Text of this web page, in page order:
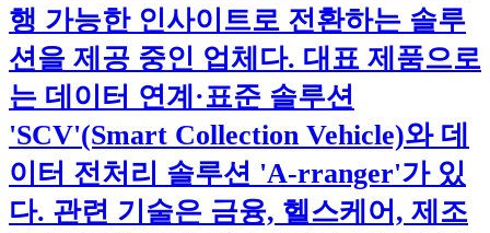
행 가능한 인사이트로 전환하는 솔루
션을 제공 중인 업체다. 대표 제품으로
는 데이터 연계·표준 솔루션
'SCV'(Smart Collection Vehicle)와 데
이터 전처리 솔루션 'A-rranger'가 있
다. 관련 기술은 금융, 헬스케어, 제조